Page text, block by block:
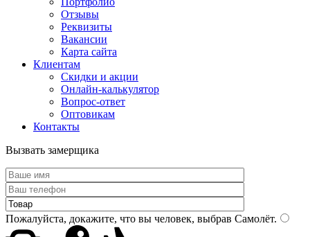
Отзывы
Реквизиты
Вакансии
Карта сайта
Клиентам
Скидки и акции
Онлайн-калькулятор
Вопрос-ответ
Оптовикам
Контакты
Вызвать замерщика
Пожалуйста, докажите, что вы человек, выбрав Самолёт.